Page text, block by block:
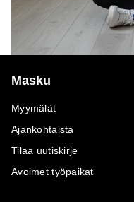
Masku
Myymälät
Ajankohtaista
Tilaa uutiskirje
Avoimet työpaikat